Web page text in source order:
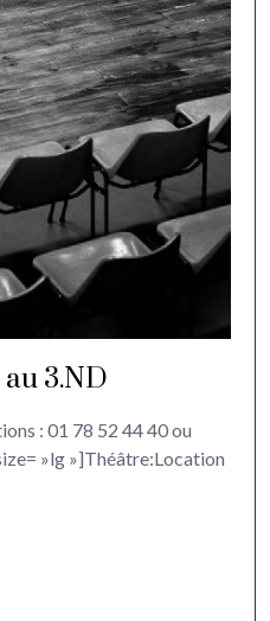
3.ND
: 01 78 52 44 40 ou
»lg »]Théâtre:Location